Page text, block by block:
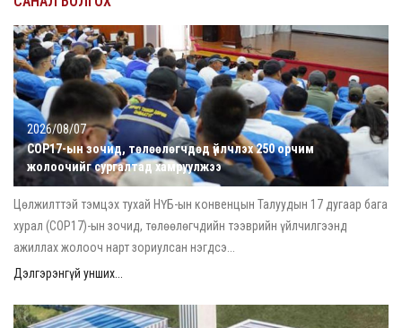
2026/08/07
COP17-ын зочид, төлөөлөгчдөд үйлчлэх 250 орчим
жолоочийг сургалтад хамруулжээ
Цөлжилттэй тэмцэх тухай НҮБ-ын конвенцын Талуудын 17 дугаар бага
хурал (COP17)-ын зочид, төлөөлөгчдийн тээврийн үйлчилгээнд
ажиллах жолооч нарт зориулсан нэгдсэ...
Дэлгэрэнгүй унших...